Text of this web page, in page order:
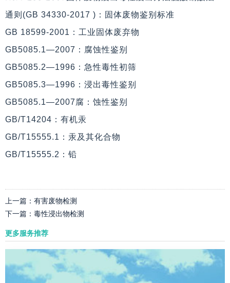
通则(GB 34330-2017 )：固体废物鉴别标准
GB 18599-2001：工业固体废弃物
GB5085.1—2007：腐蚀性鉴别
GB5085.2—1996：急性毒性初筛
GB5085.3—1996：浸出毒性鉴别
GB5085.1—2007腐：蚀性鉴别
GB/T14204：有机汞
GB/T15555.1：汞及其化合物
GB/T15555.2：铅
上一篇： 有害废物检测
下一篇： 毒性浸出物检测
更多服务推荐